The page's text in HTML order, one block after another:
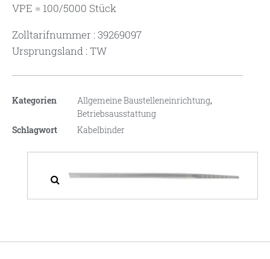
VPE = 100/5000 Stück
Zolltarifnummer : 39269097
Ursprungsland : TW
Kategorien Allgemeine Baustelleneinrichtung,
Betriebsausstattung
Schlagwort
Kabelbinder